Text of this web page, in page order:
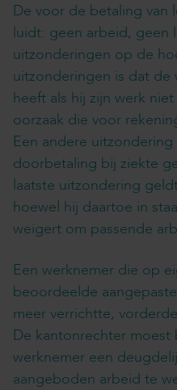
De voor de betaling
luidt: geen arbeid, geen
uitzonderingen op de
uitzonderingen is dat
heeft als hij zijn werk
oorzaak die voor
Een andere
doorbetaling bij ziekte
laatste uitzondering
hoewel hij daartoe in
weigert om passende
Een werknemer die op
beoordeelde
meer verrichtte,
De kantonrechter
werknemer een
aangeboden arbeid te